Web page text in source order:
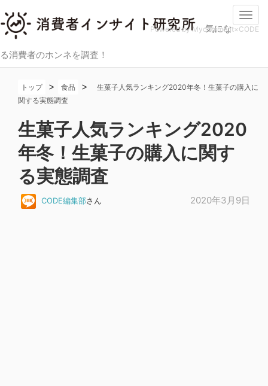
気にな
る消費者のホンネを調査！
Powered by Mycomment×CODE
トップ > 食品 >
生菓子人気ランキング2020年冬！生菓子の購入に
関する実態調査
生菓子人気ランキング2020
年冬！生菓子の購入に関す
る実態調査
CODE編集部さん 2020年3月9日